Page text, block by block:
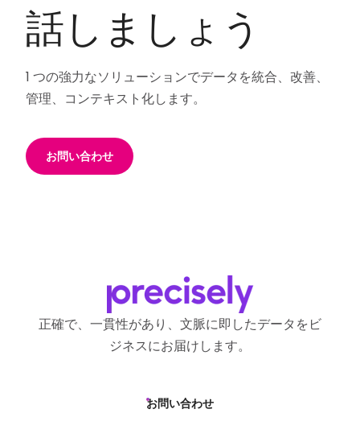
話しましょう
1 つの強力なソリューションでデータを統合、改善、
管理、コンテキスト化します。
お問い合わせ
正確で、一貫性があり、文脈に即したデータをビ
ジネスにお届けします。
お問い合わせ